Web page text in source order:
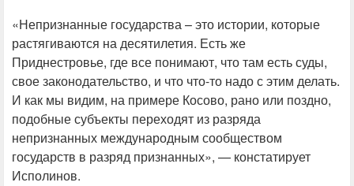
«Непризнанные государства – это истории, которые
растягиваются на десятилетия. Есть же
Приднестровье, где все понимают, что там есть суды,
свое законодательство, и что что-то надо с этим делать.
И как мы видим, на примере Косово, рано или поздно,
подобные субъекты переходят из разряда
непризнанных международным сообществом
государств в разряд признанных», — констатирует
Исполинов.